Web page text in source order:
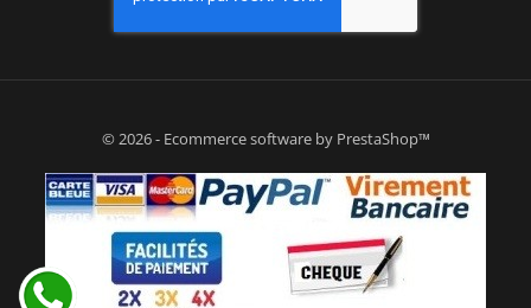
© 2026 - Ecommerce software by PrestaShop™